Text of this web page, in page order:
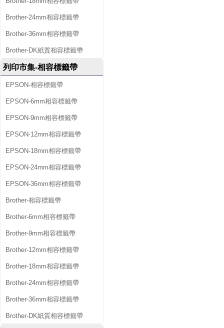
Brother-24mm相容標籤帶
Brother-36mm相容標籤帶
Brother-DK紙質相容標籤帶
列印市集-相容標籤帶
EPSON-相容標籤帶
EPSON-6mm相容標籤帶
EPSON-9mm相容標籤帶
EPSON-12mm相容標籤帶
EPSON-18mm相容標籤帶
EPSON-24mm相容標籤帶
EPSON-36mm相容標籤帶
Brother-相容標籤帶
Brother-6mm相容標籤帶
Brother-9mm相容標籤帶
Brother-12mm相容標籤帶
Brother-18mm相容標籤帶
Brother-24mm相容標籤帶
Brother-36mm相容標籤帶
Brother-DK紙質相容標籤帶